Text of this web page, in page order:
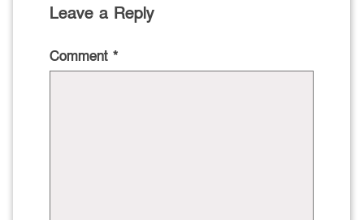
Leave a Reply
Comment *